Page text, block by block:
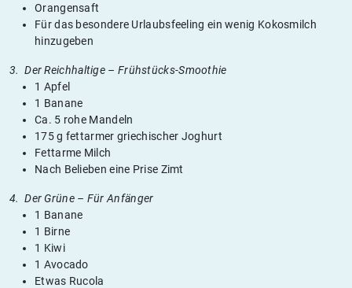
Orangensaft
Für das besondere Urlaubsfeeling ein wenig Kokosmilch
hinzugeben
3. Der Reichhaltige – Frühstücks-Smoothie
1 Apfel
1 Banane
Ca. 5 rohe Mandeln
175 g fettarmer griechischer Joghurt
Fettarme Milch
Nach Belieben eine Prise Zimt
4. Der Grüne – Für Anfänger
1 Banane
1 Birne
1 Kiwi
1 Avocado
Etwas Rucola